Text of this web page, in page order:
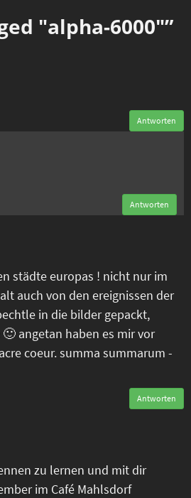
"alpha-6000"”
Antworten
Antworten
städte europas ! nicht nur im
auch von den ereignissen der
in die bilder gepackt,
angetan haben es mir vor
coeur. summa summarum -
Antworten
zu lernen und mit dir
im Café Mahlsdorf